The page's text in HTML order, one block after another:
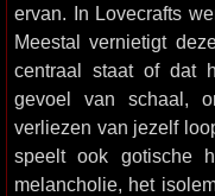
ervan. In Lovecrafts
Meestal vernietigt
centraal staat of dat
gevoel van schaal,
verliezen van jezelf
speelt ook gotische
melancholie, het